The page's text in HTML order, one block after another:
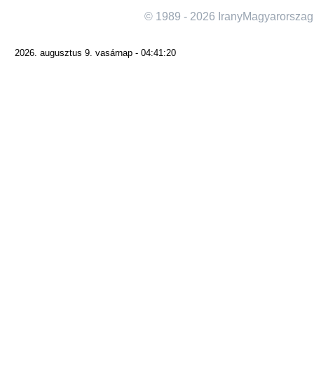
© 1989 - 2026
2026. augusztus 9. vasárnap - 04:41:20